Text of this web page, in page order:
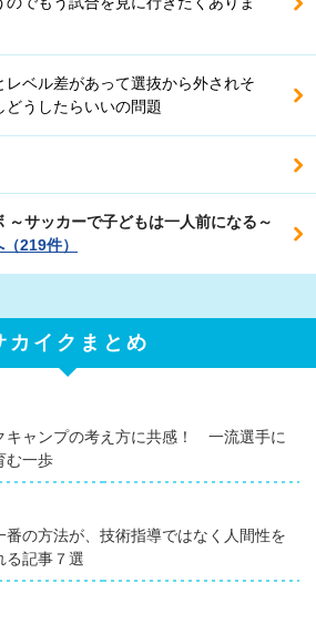
ベル差があって選抜から外されそ
どうしたらいいの問題
～サッカーで子どもは一人前になる～
219件）
カイクまとめ
キャンプの考え方に共感！ 一流選手に
む一歩
の方法が、技術指導ではなく人間性を
る記事７選